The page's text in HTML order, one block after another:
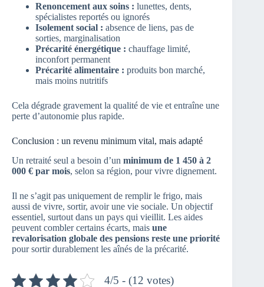
Renoncement aux soins : lunettes, dents,
spécialistes reportés ou ignorés
Isolement social : absence de liens, pas de
sorties, marginalisation
Précarité énergétique : chauffage limité,
inconfort permanent
Précarité alimentaire : produits bon marché,
mais moins nutritifs
Cela dégrade gravement la qualité de vie et entraîne une
perte d’autonomie plus rapide.
Conclusion : un revenu minimum vital, mais adapté
Un retraité seul a besoin d’un minimum de 1 450 à 2
000 € par mois, selon sa région, pour vivre dignement.
Il ne s’agit pas uniquement de remplir le frigo, mais
aussi de vivre, sortir, avoir une vie sociale. Un objectif
essentiel, surtout dans un pays qui vieillit. Les aides
peuvent combler certains écarts, mais une
revalorisation globale des pensions reste une priorité
pour sortir durablement les aînés de la précarité.
4/5 - (12 votes)